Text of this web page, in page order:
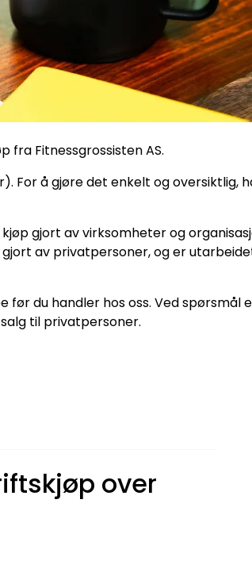
fra Fitnessgrossisten AS.
å gjøre det enkelt og oversiktlig,
gjort av virksomheter og
av privatpersoner, og er
du handler hos oss. Ved spørsmål
til privatpersoner.
over